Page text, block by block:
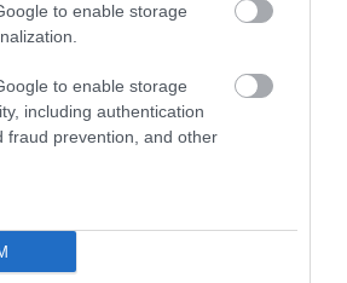
to enable storage
to enable storage
including authentication
fraud prevention, and other
MAGYAR KÜLÜGYI STRATÉGIA KÉSZÜL,
SZAKÍTÁS JÖN A...
TATA ELBŰVÖLŐ LÁTVÁNYOSSÁGAI,
ÉRDEMES MEGNÉZNI
MINT EGY HÓNAP IS LEHET, MIRE
ÚJRAINDUL A P...
augusztus 07